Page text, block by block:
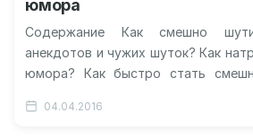
юмора
Содержание Как смешно
анекдотов и чужих шуток? Как
юмора? Как быстро стать
04.04.2016